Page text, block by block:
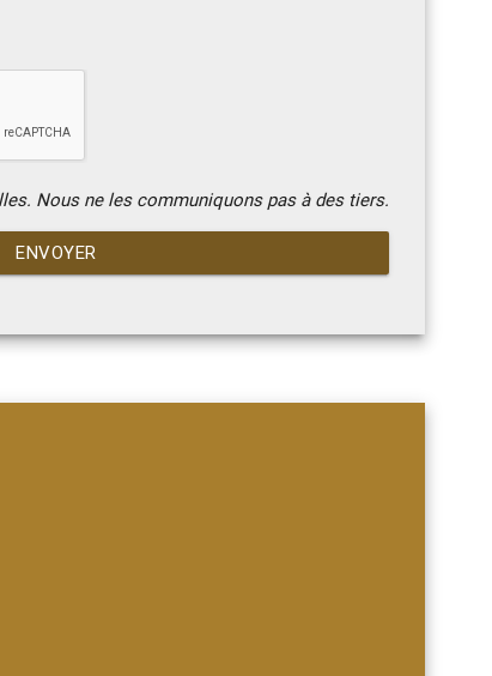
Nous ne les communiquons pas à des tiers.
ENVOYER